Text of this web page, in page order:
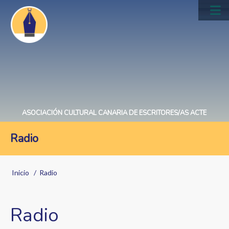
Pasar
contenido
principal
ASOCIACIÓN CULTURAL CANARIA DE ESCRITORES/AS ACTE
Radio
Sobrescribir
ayuda
Inicio Radio
Radio